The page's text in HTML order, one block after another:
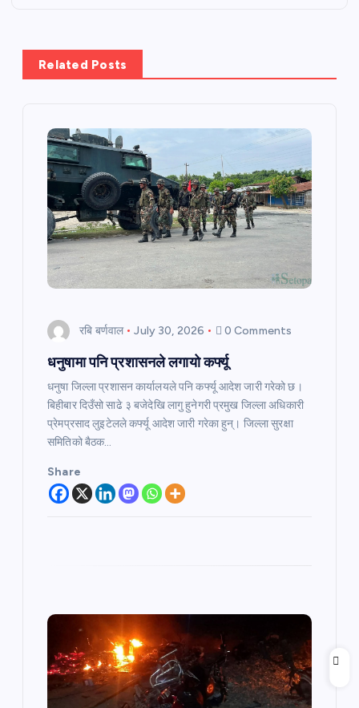
a
v
Related Posts
रबि बर्णवाल July 30, 2026 0 Comments
धनुषामा पनि प्रशासनले लगायो कर्फ्यू
धनुषा जिल्ला प्रशासन कार्यालयले पनि कर्फ्यू आदेश जारी गरेको छ।
बिहीबार दिउँसो साढे ३ बजेदेखि लागु हुनेगरी प्रमुख जिल्ला अधिकारी
प्रेमप्रसाद लुइटेलले कर्फ्यू आदेश जारी गरेका हुन्। जिल्ला सुरक्षा
समितिको बैठक…
Share